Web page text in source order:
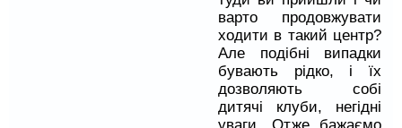
варто продовжувати
ходити в такий центр?
Але подібні випадки
бувають рідко, і їх
дозволяють собі
дитячі клуби, негідні